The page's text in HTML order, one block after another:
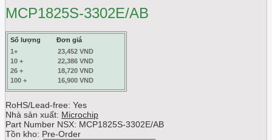
MCP1825S-3302E/AB
Số lượng
Đơn giá
1+
23,452 VND
10 +
22,386 VND
26 +
18,720 VND
100 +
16,900 VND
RoHS/Lead-free: Yes
Nhà sản xuất: Microchip
Part Number NSX: MCP1825S-3302E/AB
Tồn kho: Pre-Order